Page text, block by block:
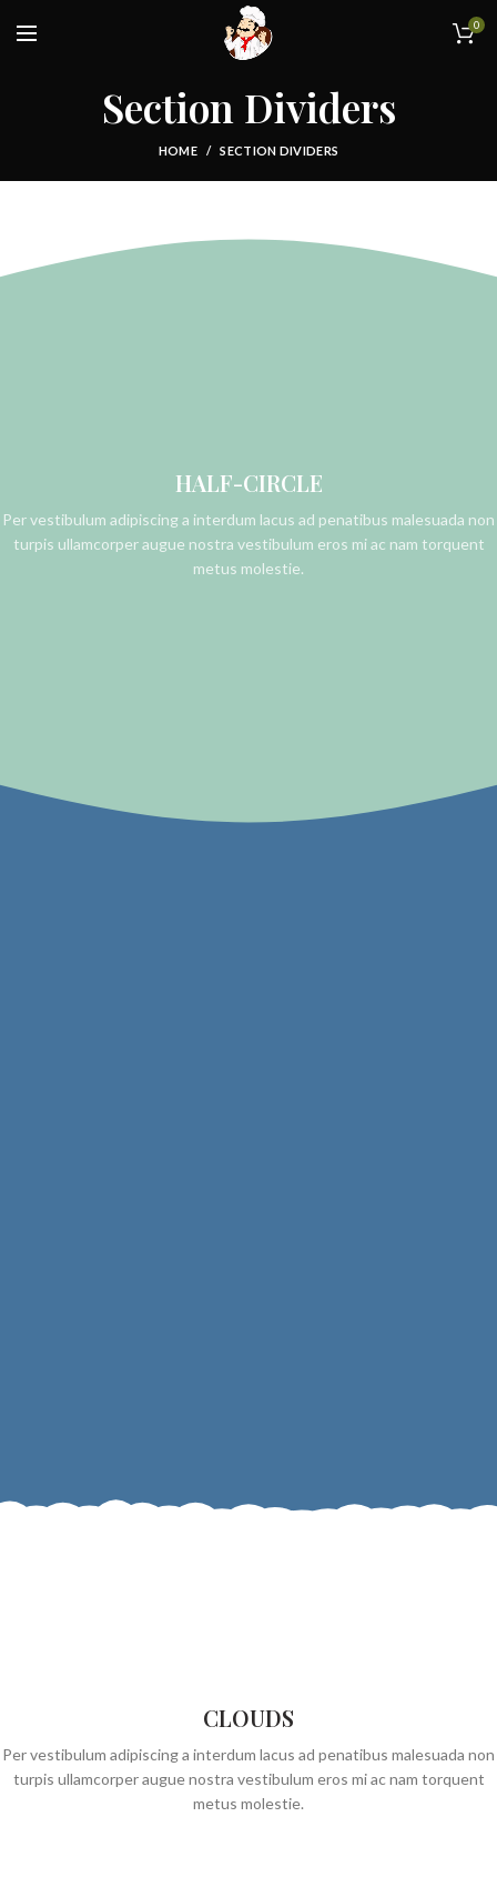
0
Section Dividers
HOME SECTION DIVIDERS
HALF-CIRCLE
Per vestibulum adipiscing a interdum lacus ad penatibus malesuada non
turpis ullamcorper augue nostra vestibulum eros mi ac nam torquent
metus molestie.
CLOUDS
Per vestibulum adipiscing a interdum lacus ad penatibus malesuada non
turpis ullamcorper augue nostra vestibulum eros mi ac nam torquent
metus molestie.